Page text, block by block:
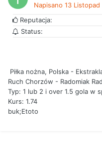
Napisano 13
Reputacja:
Status:
Piłka nożna, Polska -
Ruch Chorzów - Radomiak
Typ: 1 lub 2 i over 1.5 gola w
Kurs: 1.74
buk;Etoto